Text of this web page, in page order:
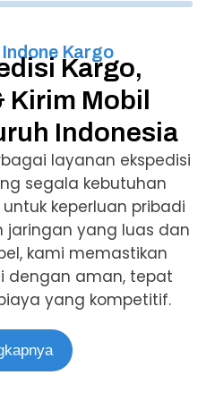
Kargo
Kargo,
Kirim Mobil
Indonesia
layanan ekspedisi
segala kebutuhan
keperluan pribadi
jaringan yang luas dan
kami memastikan
dengan aman, tepat
yang kompetitif.